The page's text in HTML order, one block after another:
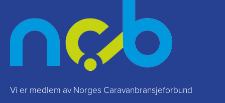
Vi er medlem av Norges Caravanbransjeforbund